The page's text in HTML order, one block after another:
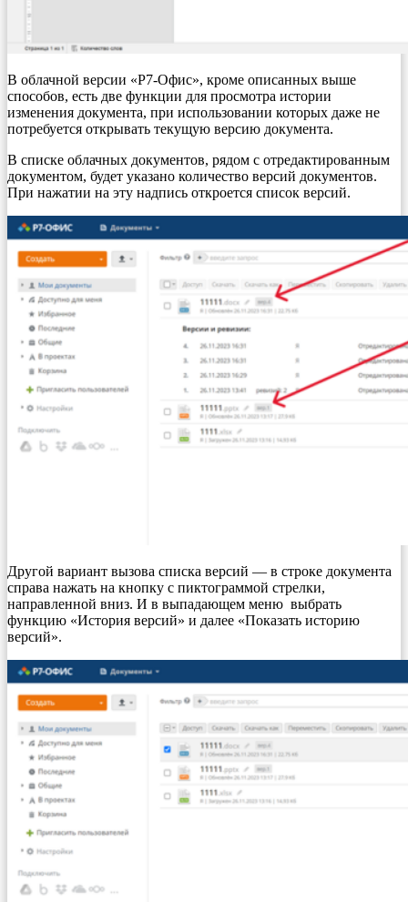
В облачной версии «Р7-Офис», кроме описанных выше
способов, есть две функции для просмотра истории
изменения документа, при использовании которых даже не
потребуется открывать текущую версию документа.
В списке облачных документов, рядом с отредактированным
документом, будет указано количество версий документов.
При нажатии на эту надпись откроется список версий.
Другой вариант вызова списка версий — в строке документа
справа нажать на кнопку с пиктограммой стрелки,
направленной вниз. И в выпадающем меню выбрать
функцию «История версий» и далее «Показать историю
версий».